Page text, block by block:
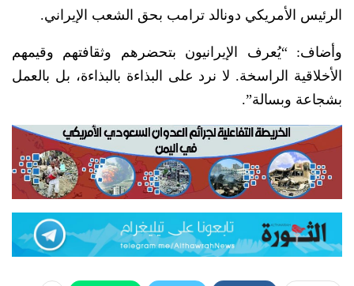
الرئيس الأمريكي دونالد ترامب بحق الشعب الإيراني.
وأضاف: “يُعرف الإيرانيون بتحضرهم وثقافتهم وقيمهم
الأخلاقية الراسخة. لا نرد على البذاءة بالبذاءة، بل بالعمل
بشجاعة وبسالة”.